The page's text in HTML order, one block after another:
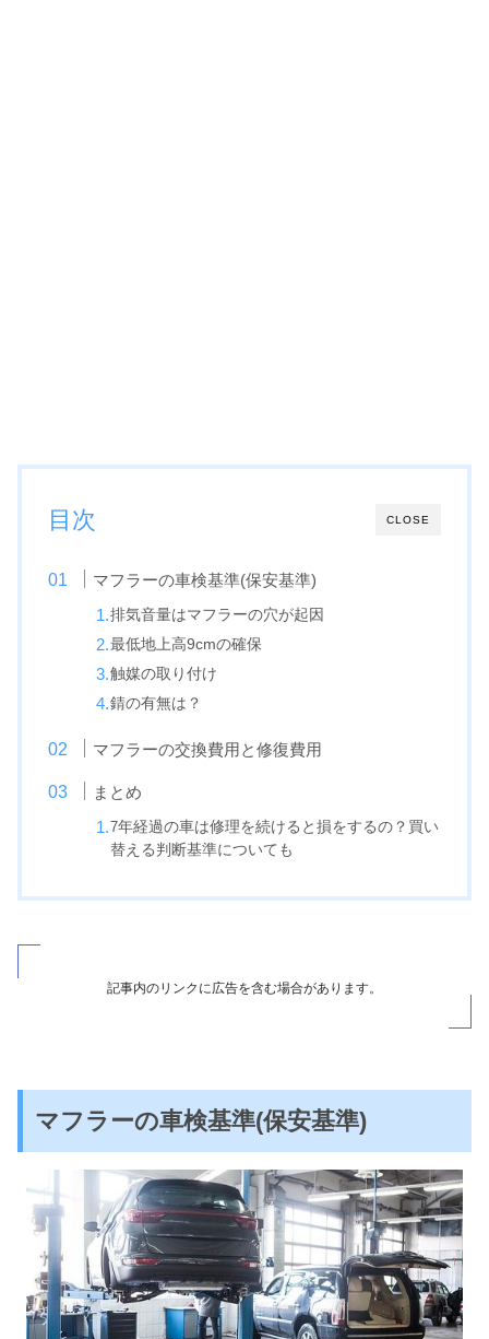
CLOSE
目次
マフラーの車検基準(保安基準)
排気音量はマフラーの穴が起因
最低地上高9cmの確保
触媒の取り付け
錆の有無は？
マフラーの交換費用と修復費用
まとめ
7年経過の車は修理を続けると損をするの？買い
替える判断基準についても
記事内のリンクに広告を含む場合があります。
マフラーの車検基準(保安基準)